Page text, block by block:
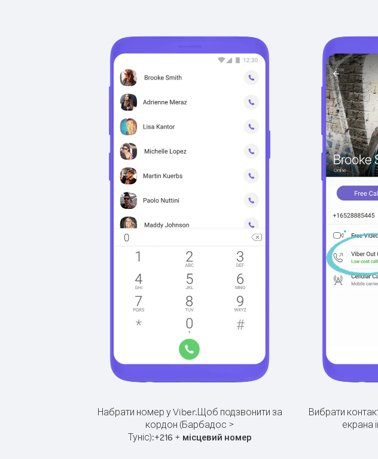
Набрати номер у Viber.Щоб подзвонити за
кордон (Барбадос >
Туніс):+216 + місцевий номер
Вибрати
екрана